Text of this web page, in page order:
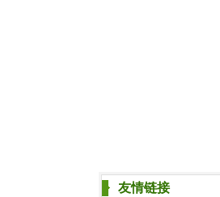
友情链接